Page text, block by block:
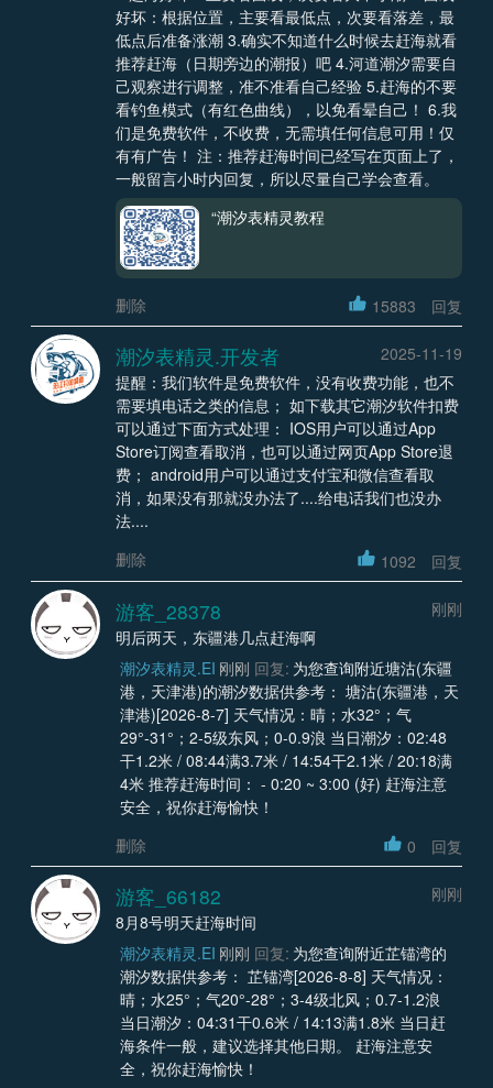
好坏：根据位置，主要看最低点，次要看落差，最
低点后准备涨潮 3.确实不知道什么时候去赶海就看
推荐赶海（日期旁边的潮报）吧 4.河道潮汐需要自
己观察进行调整，准不准看自己经验 5.赶海的不要
看钓鱼模式（有红色曲线），以免看晕自己！ 6.我
们是免费软件，不收费，无需填任何信息可用！仅
有有广告！ 注：推荐赶海时间已经写在页面上了，
一般留言小时内回复，所以尽量自己学会查看。
“潮汐表精灵教程
删除 15883 回复
潮汐表精灵.开发者
2025-11-19
提醒：我们软件是免费软件，没有收费功能，也不
需要填电话之类的信息； 如下载其它潮汐软件扣费
可以通过下面方式处理： IOS用户可以通过App
Store订阅查看取消，也可以通过网页App Store退
费； android用户可以通过支付宝和微信查看取
消，如果没有那就没办法了....给电话我们也没办
法....
删除
1092 回复
游客_28378
刚刚
明后两天，东疆港几点赶海啊
潮汐表精灵.EI 刚刚 回复: 为您查询附近塘沽(东疆
港，天津港)的潮汐数据供参考： 塘沽(东疆港，天
津港)[2026-8-7] 天气情况：晴；水32°；气
29°-31°；2-5级东风；0-0.9浪 当日潮汐：02:48
干1.2米 / 08:44满3.7米 / 14:54干2.1米 / 20:18满
4米 推荐赶海时间： - 0:20 ~ 3:00 (好) 赶海注意
安全，祝你赶海愉快！
删除
0 回复
游客_66182
刚刚
8月8号明天赶海时间
潮汐表精灵.EI 刚刚 回复: 为您查询附近芷锚湾的
潮汐数据供参考： 芷锚湾[2026-8-8] 天气情况：
晴；水25°；气20°-28°；3-4级北风；0.7-1.2浪
当日潮汐：04:31干0.6米 / 14:13满1.8米 当日赶
海条件一般，建议选择其他日期。 赶海注意安
全，祝你赶海愉快！